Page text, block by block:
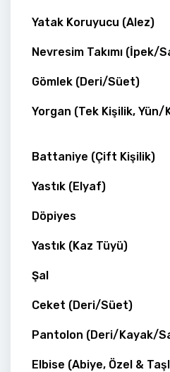
Yatak Koruyucu (Alez)
Nevresim Takımı (İpek/
Gömlek (Deri/Süet)
Yorgan (Tek Kişilik,
Battaniye (Çift Kişilik)
Yastık (Elyaf)
Döpiyes
Yastık (Kaz Tüyü)
Şal
Ceket (Deri/Süet)
Pantolon (Deri/Kayak/
Elbise (Abiye, Özel &